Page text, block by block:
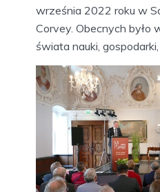
września 2022 roku w
Corvey. Obecnych było
świata nauki,